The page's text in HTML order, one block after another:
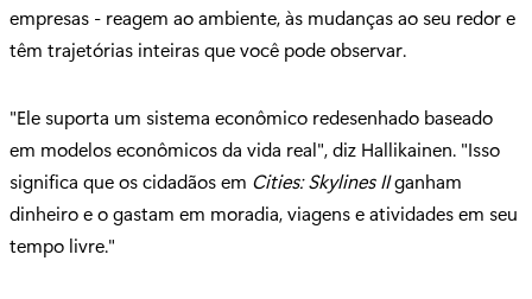
empresas - reagem ao ambiente, às mudanças ao seu redor e
têm trajetórias inteiras que você pode observar.
"Ele suporta um sistema econômico redesenhado baseado
em modelos econômicos da vida real", diz Hallikainen. "Isso
significa que os cidadãos em Cities: Skylines IIganham
dinheiro e o gastam em moradia, viagens e atividades em seu
tempo livre."